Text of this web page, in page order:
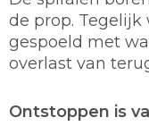
de prop.
gespoeld met
overlast van
Ontstoppen is